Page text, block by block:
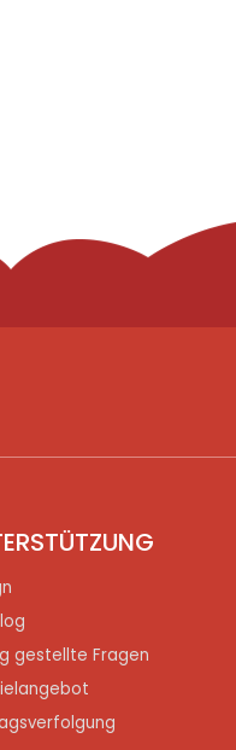
gestellte Fragen